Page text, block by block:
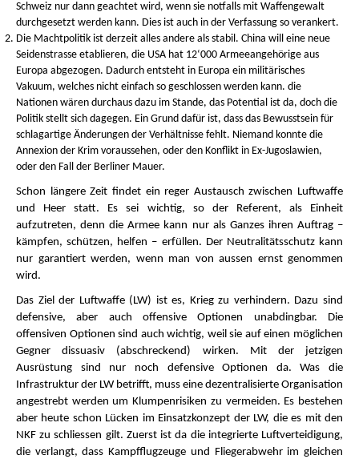
Schweiz nur dann geachtet wird, wenn sie notfalls mit Waffengewalt
durchgesetzt werden kann. Dies ist auch in der Verfassung so verankert.
Die Machtpolitik ist derzeit alles andere als stabil. China will eine neue
Seidenstrasse etablieren, die USA hat 12‘000 Armeeangehörige aus
Europa abgezogen. Dadurch entsteht in Europa ein militärisches
Vakuum, welches nicht einfach so geschlossen werden kann. die
Nationen wären durchaus dazu im Stande, das Potential ist da, doch die
Politik stellt sich dagegen. Ein Grund dafür ist, dass das Bewusstsein für
schlagartige Änderungen der Verhältnisse fehlt. Niemand konnte die
Annexion der Krim voraussehen, oder den Konflikt in Ex-Jugoslawien,
oder den Fall der Berliner Mauer.
Schon längere Zeit findet ein reger Austausch zwischen Luftwaffe
und Heer statt. Es sei wichtig, so der Referent, als Einheit
aufzutreten, denn die Armee kann nur als Ganzes ihren Auftrag –
kämpfen, schützen, helfen – erfüllen. Der Neutralitätsschutz kann
nur garantiert werden, wenn man von aussen ernst genommen
wird.
Das Ziel der Luftwaffe (LW) ist es, Krieg zu verhindern. Dazu sind
defensive, aber auch offensive Optionen unabdingbar. Die
offensiven Optionen sind auch wichtig, weil sie auf einen möglichen
Gegner dissuasiv (abschreckend) wirken. Mit der jetzigen
Ausrüstung sind nur noch defensive Optionen da. Was die
Infrastruktur der LW betrifft, muss eine dezentralisierte Organisation
angestrebt werden um Klumpenrisiken zu vermeiden. Es bestehen
aber heute schon Lücken im Einsatzkonzept der LW, die es mit den
NKF zu schliessen gilt. Zuerst ist da die integrierte Luftverteidigung,
die verlangt, dass Kampfflugzeuge und Fliegerabwehr im gleichen